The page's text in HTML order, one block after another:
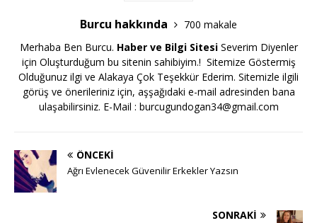
Burcu hakkında
700 makale
Merhaba Ben Burcu. Haber ve Bilgi SitesiSeverim Diyenler
için Oluşturduğum bu sitenin sahibiyim.! Sitemize Göstermiş
Olduğunuz ilgi ve Alakaya Çok Teşekkür Ederim. Sitemizle ilgili
görüş ve önerileriniz için, aşşağıdaki e-mail adresinden bana
ulaşabilirsiniz. E-Mail : burcugundogan34@gmail.com
ÖNCEKI
Ağrı Evlenecek Güvenilir Erkekler Yazsın
SONRAKI